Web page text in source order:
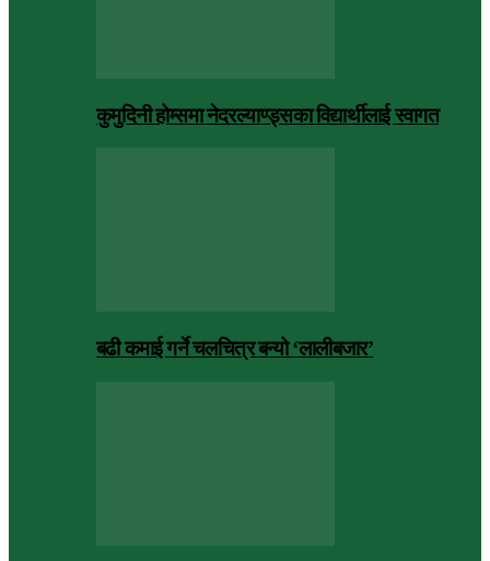
कुमुदिनी होम्समा नेदरल्याण्ड्सका विद्यार्थीलाई स्वागत
बढी कमाई गर्ने चलचित्र बन्यो ‘लालीबजार’